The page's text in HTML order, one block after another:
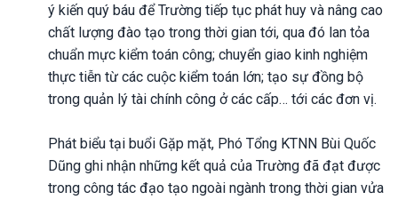
ý kiến quý báu để Trường tiếp tục phát huy và nâng cao
chất lượng đào tạo trong thời gian tới, qua đó lan tỏa
chuẩn mực kiểm toán công; chuyển giao kinh nghiệm
thực tiễn từ các cuộc kiểm toán lớn; tạo sự đồng bộ
trong quản lý tài chính công ở các cấp… tới các đơn vị.
Phát biểu tại buổi Gặp mặt, Phó Tổng KTNN Bùi Quốc
Dũng ghi nhận những kết quả của Trường đã đạt được
trong công tác đạo tạo ngoài ngành trong thời gian vửa